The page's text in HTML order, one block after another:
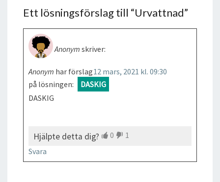
Ett lösningsförslag till “Urvattnad”
Anonym skriver:
12 mars, 2021 kl. 09:30
Anonym har förslag
på lösningen:
DASKIG
DASKIG
Hjälpte detta dig? 0
1
Svara